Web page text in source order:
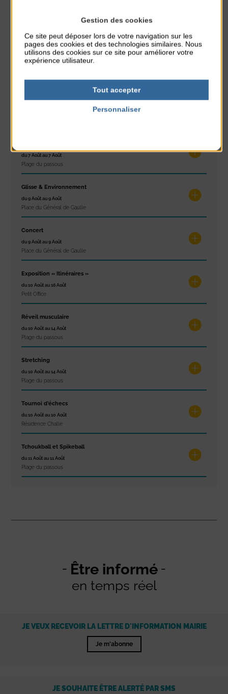
À noter aussi
Réveil musculaire
Stretching
du 7 Août au 7 Août
Plage du passous
Glisse & Environnement
du 9 Août au 9 Août
Place du Général de Gaulle
Concert
du 9 Août au 9 Août
Place du Général de Gaulle
Exposition « Itinéraires »
du 10 Août au 16 Août
Petit Office
Réveil musculaire
du 10 Août au 14 Août
Plage du passous
Stretching
du 10 Août au 14 Août
Plage du passous
Tournoi d’échecs
du 10 Août au 10 Août
Résidence Challe
Tchoukball et Spikeball
du 11 Août au 11 Août
Plage du passous
Être informé
en temps réel
JE VEUX RECEVOIR LA LETTRE D'INFORMATION MAIRIE
Je m'abonne
JE SOUHAITE ÊTRE ALERTÉ PAR SMS
Gestion des cookies
Ce site peut déposer lors de votre navigation sur les
pages des cookies et des technologies similaires. Nous
utilisons des cookies sur ce site pour améliorer votre
expérience utilisateur.
Tout accepter
Personnaliser